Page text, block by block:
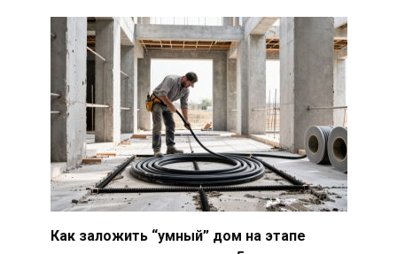
Как заложить “умный” дом на этапе